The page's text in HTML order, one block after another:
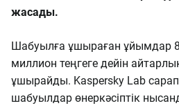
жасады.
Шабуылға ұшыраған ұйымдар
миллион теңгеге дейін
ұшырайды. Kaspersky Lab
шабуылдар өнеркәсіптік